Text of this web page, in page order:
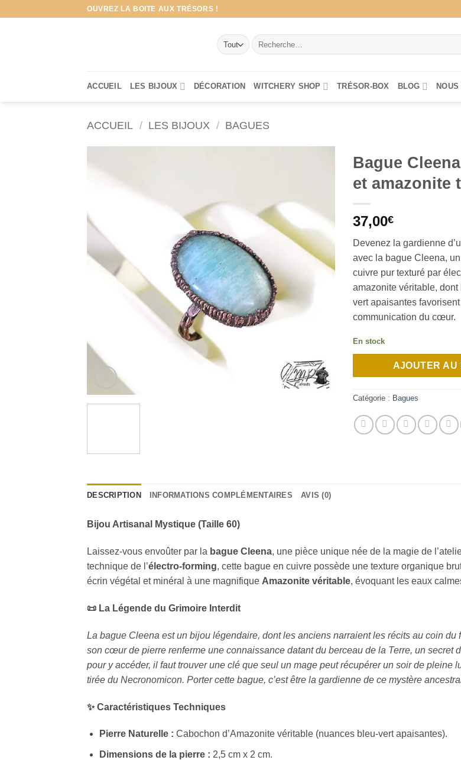
OUVREZ LA BOITE AUX TRÉSORS !
Recherche
pour :
ACCUEIL LES BIJOUX DÉCORATION WITCHERY SHOP TRÉSOR-BOX BLOG
ACCUEIL / LES BIJOUX / BAGUES
Bague
et amazonite
37,00€
Devenez la gardienne
avec la bague Cleena,
cuivre pur texturé par
amazonite véritable,
vert apaisantes
communication du cœur.
En stock
AJOUTER AU
Catégorie : Bagues
DESCRIPTION INFORMATIONS COMPLÉMENTAIRES AVIS (0)
Bijou Artisanal Mystique (Taille 60)
Laissez-vous envoûter par la bague Cleena, une pièce unique née de la magie de
technique de l’électro-forming, cette bague en cuivre possède une texture organique
écrin végétal et minéral à une magnifique Amazonite véritable, évoquant les eaux
📜 La Légende du Grimoire Interdit
La bague Cleena est un bijou légendaire, dont les anciens narraient les récits au coin
son cœur de pierre renferme une connaissance datant du berceau de la Terre, un secret
pour y accéder, il faut trouver une clé que seul un mage peut récupérer un soir de
tirée du Necronomicon. Porter cette bague, c’est être la gardienne de ce mystère
✨ Caractéristiques Techniques
Pierre Naturelle : Cabochon d’Amazonite véritable (nuances bleu-vert apaisantes).
Dimensions de la pierre : 2,5 cm x 2 cm.